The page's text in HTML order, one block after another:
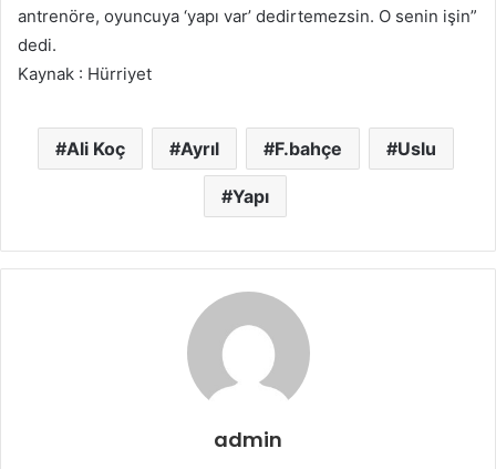
antrenöre, oyuncuya ‘yapı var’ dedirtemezsin. O senin işin”
dedi.
Kaynak : Hürriyet
Ali Koç Ayrıl F.bahçe Uslu
Yapı
admin